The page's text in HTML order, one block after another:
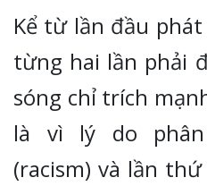
Kể từ lần đầu phát
từng hai lần phải
sóng chỉ trích
là vì lý do
(racism) và lần